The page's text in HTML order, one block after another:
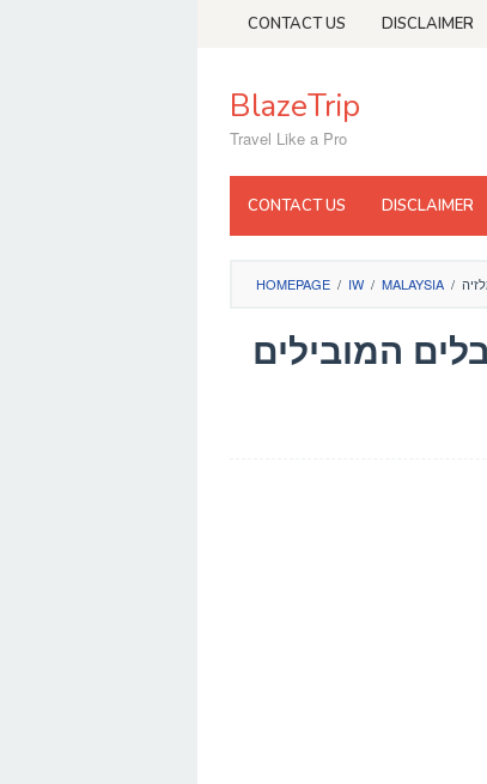
CONTACT US DISCLAIMER
BlazeTrip
Travel Like a Pro
CONTACT US DISCLAIMER
HOMEPAGE / IW / MALAYSIA /
המובילים